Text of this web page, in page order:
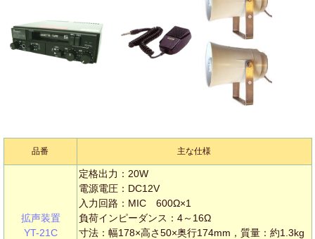
品番 主な仕様
拡声装置
YT-21C
定格出力：20W
電源電圧：DC12V
入力回路：MIC 600Ω×1
負荷インピーダンス：4～16Ω
寸法：幅178×高さ50×奥行174mm，質量：約1.3kg